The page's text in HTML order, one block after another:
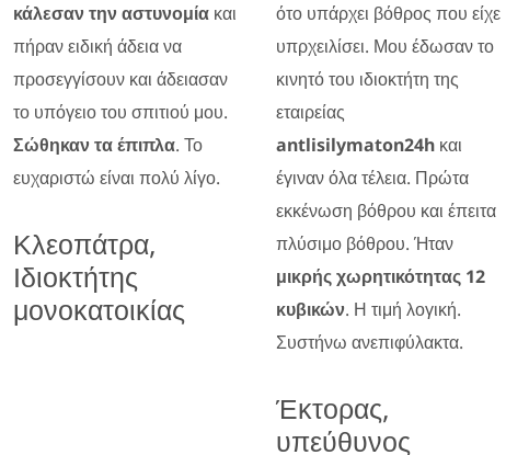
κάλεσαν την αστυνομία και
πήραν ειδική άδεια να
προσεγγίσουν και άδειασαν
το υπόγειο του σπιτιού μου.
Σώθηκαν τα έπιπλα. Το
ευχαριστώ είναι πολύ λίγο.
Κλεοπάτρα,
Ιδιοκτήτης
μονοκατοικίας
ότο υπάρχει βόθρος που είχε
υπρχειλίσει. Μου έδωσαν το
κινητό του ιδιοκτήτη της
εταιρείας
antlisilymaton24h και
έγιναν όλα τέλεια. Πρώτα
εκκένωση βόθρου και έπειτα
πλύσιμο βόθρου. Ήταν
μικρής χωρητικότητας 12
κυβικών. Η τιμή λογική.
Συστήνω ανεπιφύλακτα.
Έκτορας,
υπεύθυνος